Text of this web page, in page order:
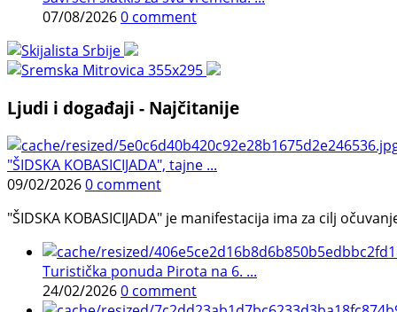
07/08/20260 comment
Ljudi i događaji - Najčitanije
"ŠIDSKA KOBASICIJADA", tajne ...
09/02/20260 comment
"ŠIDSKA KOBASICIJADA" je manifestacija ima za cilj
Turistička ponuda Pirota na 6. ...
24/02/20260 comment